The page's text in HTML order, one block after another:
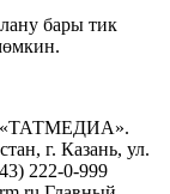
бары тик
«ТАТМЕДИА».
г. Казань, ул.
222-0-999